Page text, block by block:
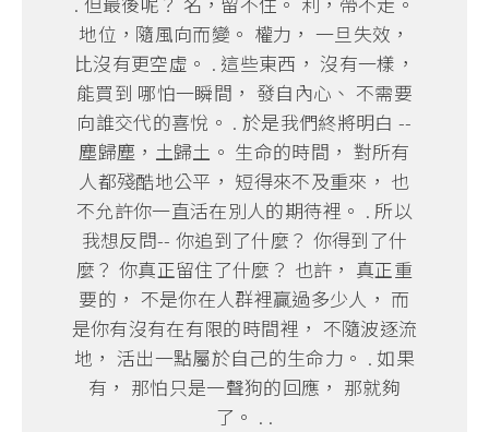
地位，隨風向而變。 權力， 一旦失效，
比沒有更空虛。 . 這些東西， 沒有一樣，
能買到 哪怕一瞬間， 發自內心、 不需要
向誰交代的喜悅。 . 於是我們終將明白 --
塵歸塵，土歸土。 生命的時間， 對所有
人都殘酷地公平， 短得來不及重來， 也
不允許你一直活在別人的期待裡。 . 所以
我想反問-- 你追到了什麼？ 你得到了什
麼？ 你真正留住了什麼？ 也許， 真正重
要的， 不是你在人群裡贏過多少人， 而
是你有沒有在有限的時間裡， 不隨波逐流
地， 活出一點屬於自己的生命力。 . 如果
有， 那怕只是一聲狗的回應， 那就夠
了。 . .